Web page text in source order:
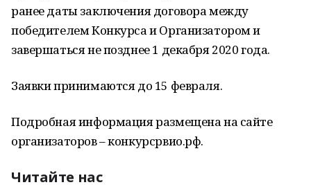
ранее даты заключения договора между
победителем Конкурса и Организатором и
завершаться не позднее 1 декабря 2020 года.
Заявки принимаются до 15 февраля.
Подробная информация размещена на сайте
организаторов – конкурсрвио.рф.
Читайте нас